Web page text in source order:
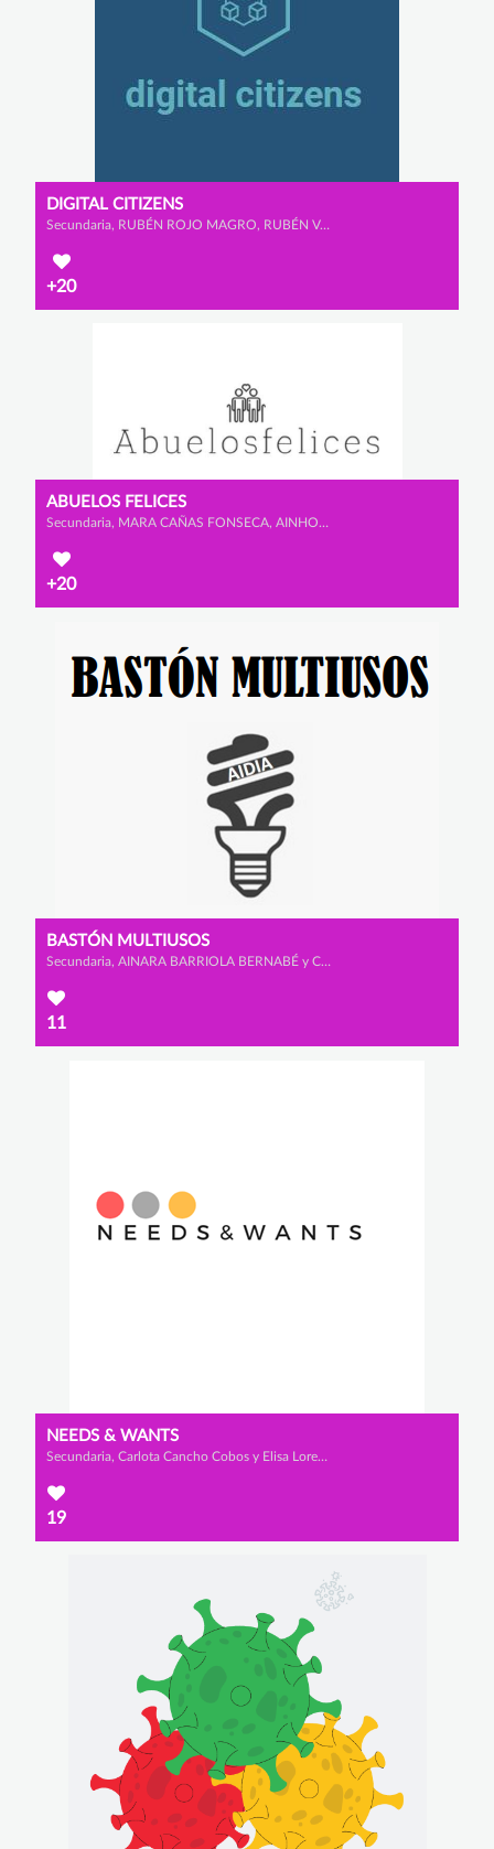
DIGITAL CITIZENS
Secundaria, RUBÉN ROJO MAGRO, RUBÉN VALLEJO PULIDO y RODRIGO LOZANO HERNANZ
+20
ABUELOS FELICES
Secundaria, MARA CAÑAS FONSECA, AINHOA MATUTE PORRAS y LUCÍA ÁLVAREZ OSORIO
+20
BASTÓN MULTIUSOS
Secundaria, AINARA BARRIOLA BERNABÉ y CLAUDIA LADRERO DE SANMILLÁN
11
NEEDS & WANTS
Secundaria, Carlota Cancho Cobos y Elisa Lorenzo Ortega
19